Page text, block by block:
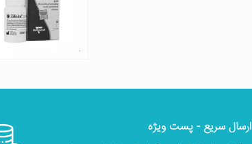
ارسال سریع - پست ویژه